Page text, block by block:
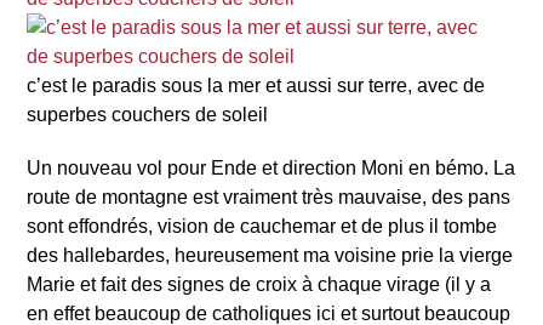
c’est le paradis sous la mer et aussi sur terre, avec de
superbes couchers de soleil
Un nouveau vol pour Ende et direction Moni en bémo. La
route de montagne est vraiment très mauvaise, des pans
sont effondrés, vision de cauchemar et de plus il tombe
des hallebardes, heureusement ma voisine prie la vierge
Marie et fait des signes de croix à chaque virage (il y a
en effet beaucoup de catholiques ici et surtout beaucoup